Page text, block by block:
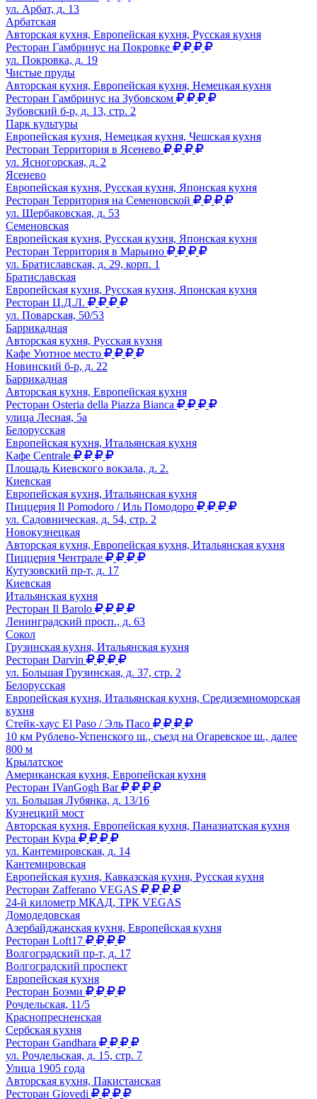
ул. Арбат, д. 13
Арбатская
Авторская кухня, Европейская кухня, Русская кухня
Ресторан Гамбринус на Покровке
ул. Покровка, д. 19
Чистые пруды
Авторская кухня, Европейская кухня, Немецкая кухня
Ресторан Гамбринус на Зубовском
Зубовский б-р, д. 13, стр. 2
Парк культуры
Европейская кухня, Немецкая кухня, Чешская кухня
Ресторан Территория в Ясенево
ул. Ясногорская, д. 2
Ясенево
Европейская кухня, Русская кухня, Японская кухня
Ресторан Территория на Семеновской
ул. Щербаковская, д. 53
Семеновская
Европейская кухня, Русская кухня, Японская кухня
Ресторан Территория в Марьино
ул. Братиславская, д. 29, корп. 1
Братиславская
Европейская кухня, Русская кухня, Японская кухня
Ресторан Ц.Д.Л.
ул. Поварская, 50/53
Баррикадная
Авторская кухня, Русская кухня
Кафе Уютное место
Новинский б-р, д. 22
Баррикадная
Авторская кухня, Европейская кухня
Ресторан Osteria della Piazza Bianca
улица Лесная, 5а
Белорусская
Европейская кухня, Итальянская кухня
Кафе Centrale
Площадь Киевского вокзала, д. 2.
Киевская
Европейская кухня, Итальянская кухня
Пиццерия Il Pomodoro / Иль Помодоро
ул. Садовническая, д. 54, стр. 2
Новокузнецкая
Авторская кухня, Европейская кухня, Итальянская кухня
Пиццерия Чентрале
Кутузовский пр-т, д. 17
Киевская
Итальянская кухня
Ресторан Il Barolo
Ленинградский просп., д. 63
Сокол
Грузинская кухня, Итальянская кухня
Ресторан Darvin
ул. Большая Грузинская, д. 37, стр. 2
Белорусская
Европейская кухня, Итальянская кухня, Средиземноморская
кухня
Стейк-хаус El Paso / Эль Пасо
10 км Рублево-Успенcкого ш., съезд на Огаревское ш., далее
800 м
Крылатское
Американская кухня, Европейская кухня
Ресторан IVanGogh Bar
ул. Большая Лубянка, д. 13/16
Кузнецкий мост
Авторская кухня, Европейская кухня, Паназиатская кухня
Ресторан Кура
ул. Кантемировская, д. 14
Кантемировская
Европейская кухня, Кавказская кухня, Русская кухня
Ресторан Zafferano VEGAS
24-й километр МКАД, ТРК VEGAS
Домодедовская
Азербайджанская кухня, Европейская кухня
Ресторан Loft17
Волгоградский пр-т, д. 17
Волгоградский проспект
Европейская кухня
Ресторан Боэми
Рочдельская, 11/5
Краснопресненская
Сербская кухня
Ресторан Gandhara
ул. Рочдельская, д. 15, стр. 7
Улица 1905 года
Авторская кухня, Пакистанская
Ресторан Giovedi